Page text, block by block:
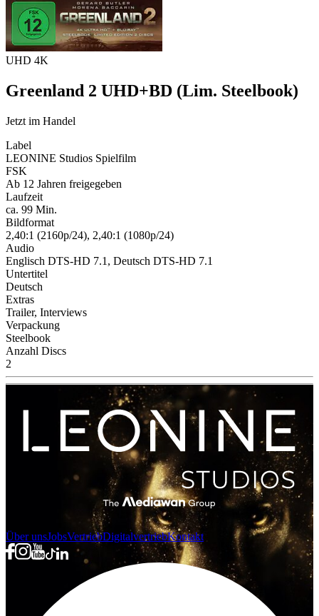
UHD 4K
Greenland 2 UHD+BD (Lim. Steelbook)
Jetzt im Handel
Label
LEONINE Studios Spielfilm
FSK
Ab 12 Jahren freigegeben
Laufzeit
ca. 99 Min.
Bildformat
2,40:1 (2160p/24), 2,40:1 (1080p/24)
Audio
Englisch DTS-HD 7.1, Deutsch DTS-HD 7.1
Untertitel
Deutsch
Extras
Trailer, Interviews
Verpackung
Steelbook
Anzahl Discs
2
Über unsJobsVertriebDigitalvertriebKontakt